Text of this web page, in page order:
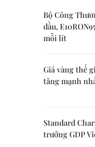
Bộ Công
dầu,
mỗi lít
Giá vàng thế
tăng mạnh
Standard
trưởng GDP